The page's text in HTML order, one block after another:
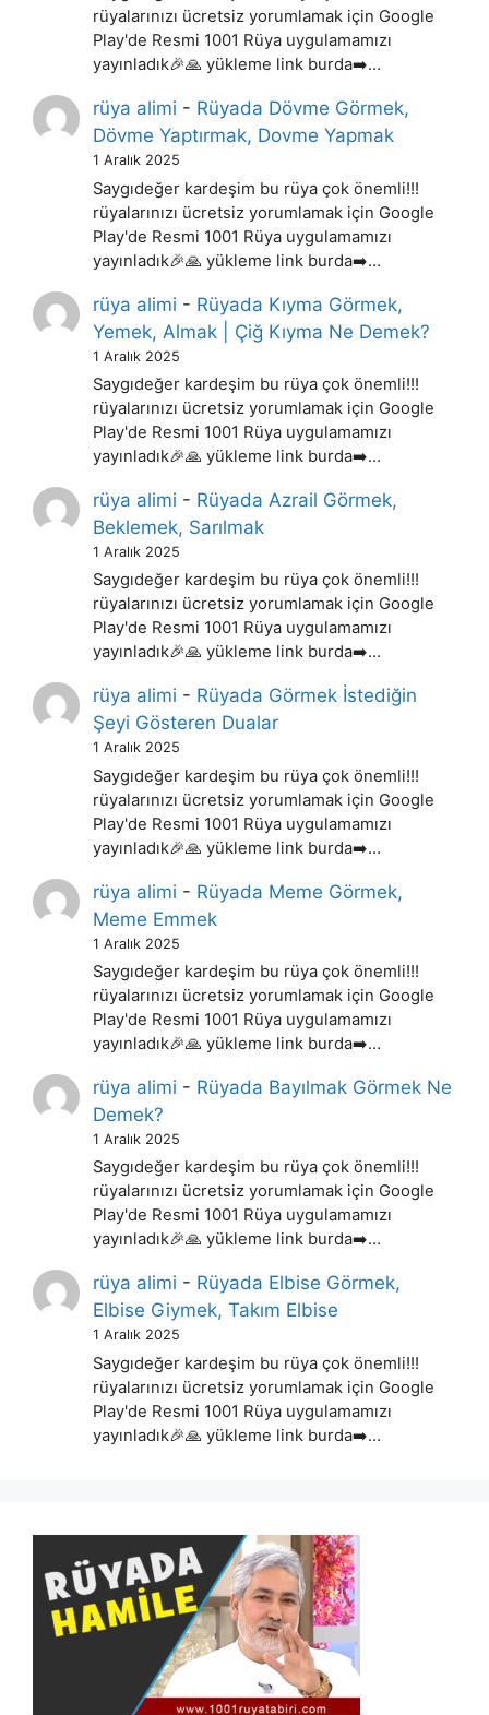
rüyalarınızı ücretsiz yorumlamak için Google
Play'de Resmi 1001 Rüya uygulamamızı
yayınladık🎉🙏 yükleme link burda➡️…
rüya alimi - Rüyada Dövme Görmek,
Dövme Yaptırmak, Dovme Yapmak
1 Aralık 2025
Saygıdeğer kardeşim bu rüya çok önemli!!!
rüyalarınızı ücretsiz yorumlamak için Google
Play'de Resmi 1001 Rüya uygulamamızı
yayınladık🎉🙏 yükleme link burda➡️…
rüya alimi - Rüyada Kıyma Görmek,
Yemek, Almak | Çiğ Kıyma Ne Demek?
1 Aralık 2025
Saygıdeğer kardeşim bu rüya çok önemli!!!
rüyalarınızı ücretsiz yorumlamak için Google
Play'de Resmi 1001 Rüya uygulamamızı
yayınladık🎉🙏 yükleme link burda➡️…
rüya alimi - Rüyada Azrail Görmek,
Beklemek, Sarılmak
1 Aralık 2025
Saygıdeğer kardeşim bu rüya çok önemli!!!
rüyalarınızı ücretsiz yorumlamak için Google
Play'de Resmi 1001 Rüya uygulamamızı
yayınladık🎉🙏 yükleme link burda➡️…
rüya alimi - Rüyada Görmek İstediğin
Şeyi Gösteren Dualar
1 Aralık 2025
Saygıdeğer kardeşim bu rüya çok önemli!!!
rüyalarınızı ücretsiz yorumlamak için Google
Play'de Resmi 1001 Rüya uygulamamızı
yayınladık🎉🙏 yükleme link burda➡️…
rüya alimi - Rüyada Meme Görmek,
Meme Emmek
1 Aralık 2025
Saygıdeğer kardeşim bu rüya çok önemli!!!
rüyalarınızı ücretsiz yorumlamak için Google
Play'de Resmi 1001 Rüya uygulamamızı
yayınladık🎉🙏 yükleme link burda➡️…
rüya alimi - Rüyada Bayılmak Görmek Ne
Demek?
1 Aralık 2025
Saygıdeğer kardeşim bu rüya çok önemli!!!
rüyalarınızı ücretsiz yorumlamak için Google
Play'de Resmi 1001 Rüya uygulamamızı
yayınladık🎉🙏 yükleme link burda➡️…
rüya alimi - Rüyada Elbise Görmek,
Elbise Giymek, Takım Elbise
1 Aralık 2025
Saygıdeğer kardeşim bu rüya çok önemli!!!
rüyalarınızı ücretsiz yorumlamak için Google
Play'de Resmi 1001 Rüya uygulamamızı
yayınladık🎉🙏 yükleme link burda➡️…